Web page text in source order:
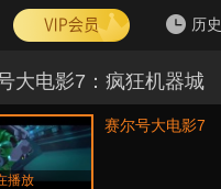
历史
大电影7：疯狂机器城
播放
赛尔号大电影7